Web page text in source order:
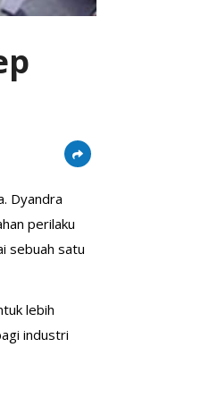
Dyandra
perilaku
sebuah satu
lebih
industri